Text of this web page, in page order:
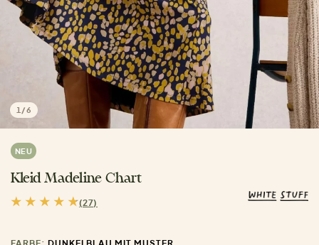
1 /6
NEU
Kleid Madeline Chart
(27)